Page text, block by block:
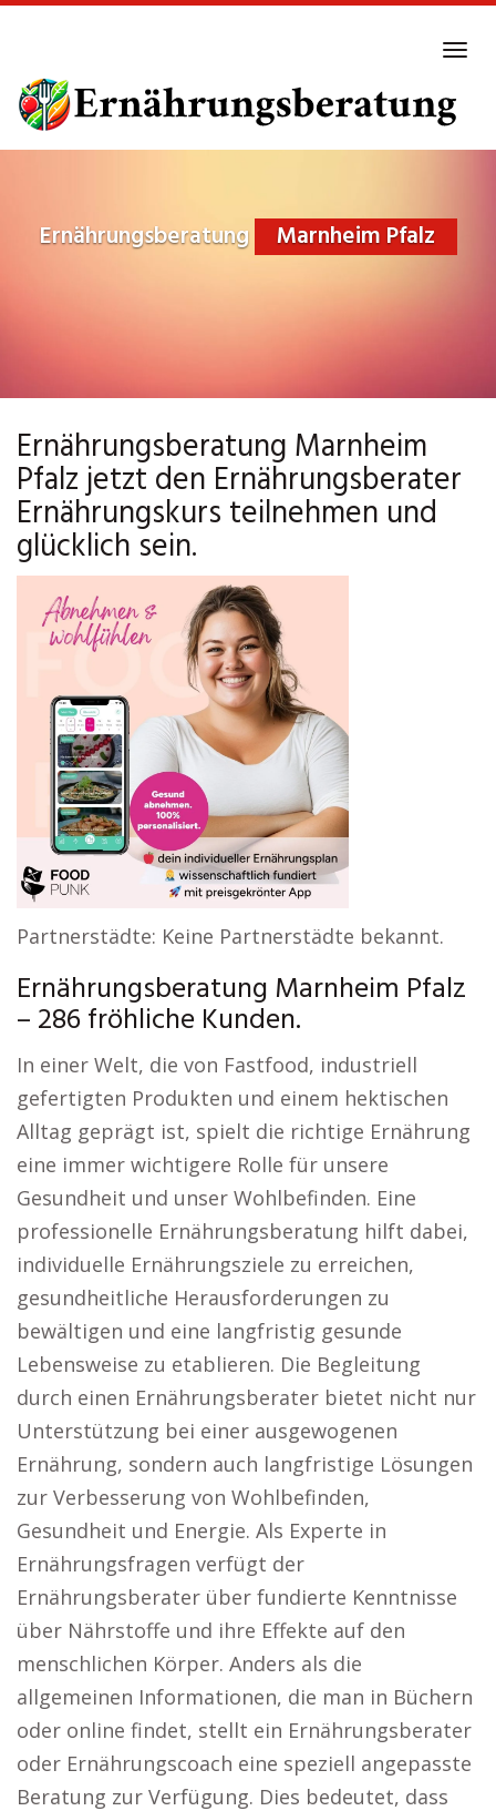
main
content
Ernährungsberatung Marnheim Pfalz
Ernährungsberatung Marnheim
Pfalz jetzt den Ernährungsberater
Ernährungskurs teilnehmen und
glücklich sein.
Partnerstädte: Keine Partnerstädte bekannt.
Ernährungsberatung Marnheim Pfalz
– 286 fröhliche Kunden.
In einer Welt, die von Fastfood, industriell
gefertigten Produkten und einem hektischen
Alltag geprägt ist, spielt die richtige Ernährung
eine immer wichtigere Rolle für unsere
Gesundheit und unser Wohlbefinden. Eine
professionelle Ernährungsberatung hilft dabei,
individuelle Ernährungsziele zu erreichen,
gesundheitliche Herausforderungen zu
bewältigen und eine langfristig gesunde
Lebensweise zu etablieren. Die Begleitung
durch einen Ernährungsberater bietet nicht nur
Unterstützung bei einer ausgewogenen
Ernährung, sondern auch langfristige Lösungen
zur Verbesserung von Wohlbefinden,
Gesundheit und Energie. Als Experte in
Ernährungsfragen verfügt der
Ernährungsberater über fundierte Kenntnisse
über Nährstoffe und ihre Effekte auf den
menschlichen Körper. Anders als die
allgemeinen Informationen, die man in Büchern
oder online findet, stellt ein Ernährungsberater
oder Ernährungscoach eine speziell angepasste
Beratung zur Verfügung. Dies bedeutet, dass